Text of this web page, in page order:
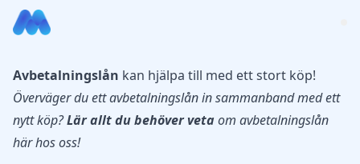
Avbetalningslån kan hjälpa till med ett stort köp!
Överväger du ett avbetalningslån in sammanband med ett
nytt köp?Lär allt du behöver vetaom avbetalningslån
här hos oss!